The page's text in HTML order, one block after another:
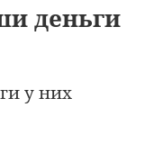
деньги
у них